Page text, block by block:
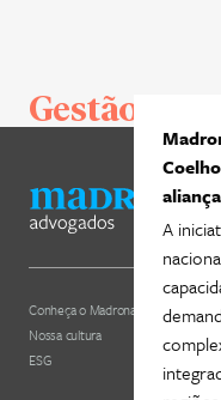
Gestão do
Conheça o Madrona Advogados
Nossa cultura
ESG
A